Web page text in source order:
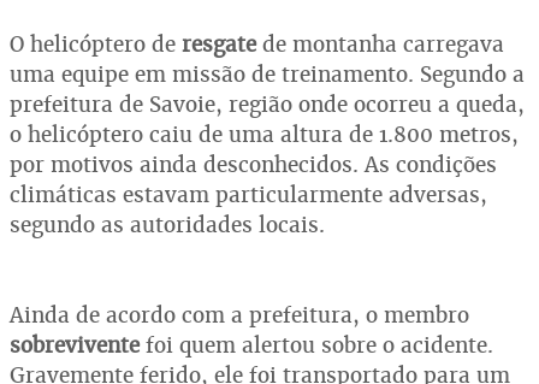
O helicóptero de resgatede montanha carregava
uma equipe em missão de treinamento. Segundo a
prefeitura de Savoie, região onde ocorreu a queda,
o helicóptero caiu de uma altura de 1.800 metros,
por motivos ainda desconhecidos. As condições
climáticas estavam particularmente adversas,
segundo as autoridades locais.
Ainda de acordo com a prefeitura, o membro
sobreviventefoi quem alertou sobre o acidente.
Gravemente ferido, ele foi transportado para um